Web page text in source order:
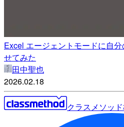
Excel エージェントモードに自
せてみた
田中聖也
2026.02.18
クラスメソッ